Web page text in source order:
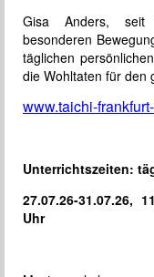
Gisa Anders, seit
besonderen
täglichen
die Wohltaten für den
www.taichi-
Unterrichtszeiten:
27.07.26-31.07.26,
Uhr